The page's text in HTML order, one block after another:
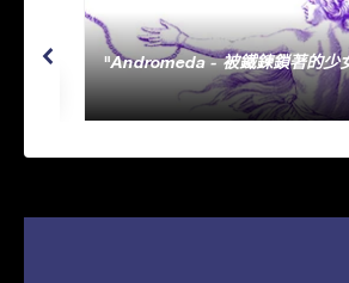
Andromeda - 被鐵鍊鎖著的少